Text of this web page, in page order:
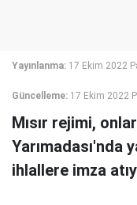
Yayınlanma: 17 Ekim 2022
Güncelleme: 17 Ekim 2022
Mısır rejimi,
Yarımadası'nda
ihlallere imza